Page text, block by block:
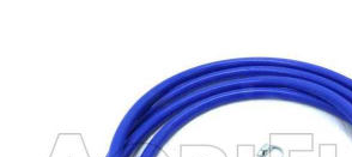
Wiper EcoRobot
Wolf Garten